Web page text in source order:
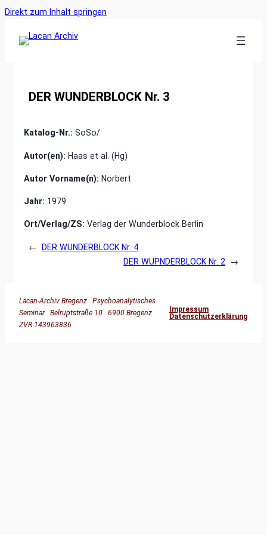
Direkt zum Inhalt springen
DER WUNDERBLOCK Nr. 3
Katalog-Nr.: SoSo/
Autor(en): Haas et al. (Hg)
Autor Vorname(n): Norbert
Jahr: 1979
Ort/Verlag/ZS: Verlag der Wunderblock Berlin
←
DER WUNDERBLOCK Nr. 4
DER WUPNDERBLOCK Nr. 2
→
Lacan-Archiv Bregenz Psychoanalytisches
Seminar Belruptstraße 10 6900 Bregenz
ZVR 143963836
Impressum
Datenschutzerklärung